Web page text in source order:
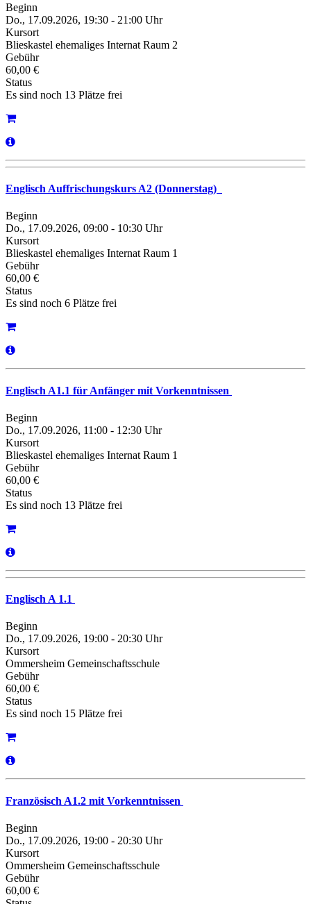
Beginn
Do., 17.09.2026, 19:30 - 21:00 Uhr
Kursort
Blieskastel ehemaliges Internat Raum 2
Gebühr
60,00 €
Status
Es sind noch 13 Plätze frei
Englisch Auffrischungskurs A2 (Donnerstag)
Beginn
Do., 17.09.2026, 09:00 - 10:30 Uhr
Kursort
Blieskastel ehemaliges Internat Raum 1
Gebühr
60,00 €
Status
Es sind noch 6 Plätze frei
Englisch A1.1 für Anfänger mit Vorkenntnissen
Beginn
Do., 17.09.2026, 11:00 - 12:30 Uhr
Kursort
Blieskastel ehemaliges Internat Raum 1
Gebühr
60,00 €
Status
Es sind noch 13 Plätze frei
Englisch A 1.1
Beginn
Do., 17.09.2026, 19:00 - 20:30 Uhr
Kursort
Ommersheim Gemeinschaftsschule
Gebühr
60,00 €
Status
Es sind noch 15 Plätze frei
Französisch A1.2 mit Vorkenntnissen
Beginn
Do., 17.09.2026, 19:00 - 20:30 Uhr
Kursort
Ommersheim Gemeinschaftsschule
Gebühr
60,00 €